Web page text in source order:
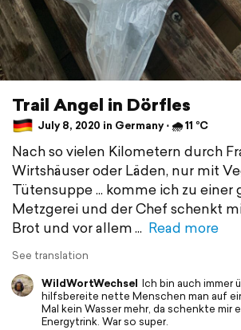
Trail Angel in Dörfles
July 8, 2020 in Germany ⋅ 🌧 11 °C
Nach so vielen Kilometern durch
Wirtshäuser oder Läden, nur mit
Tütensuppe ... komme ich zu einer
Metzgerei und der Chef schenkt
Brot und vor allem
Read more
See translation
WildWortWechsel Ich bin auch immer
hilfsbereite nette Menschen man auf
Mal kein Wasser mehr, da schenkte mir
Energytrink. War so super.